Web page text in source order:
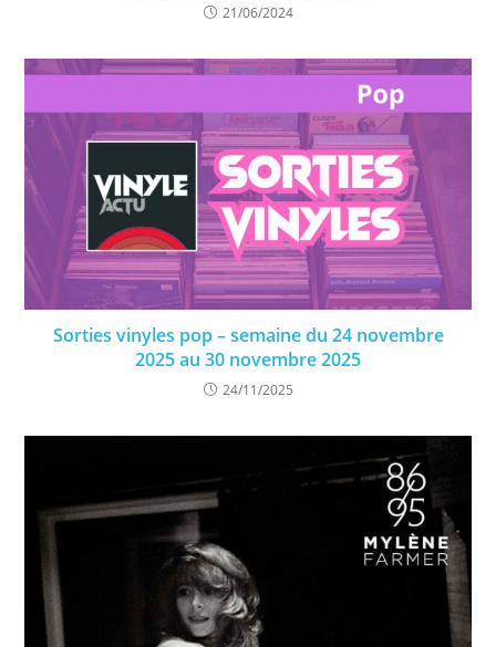
21/06/2024
Sorties vinyles pop – semaine du 24 novembre
2025 au 30 novembre 2025
24/11/2025